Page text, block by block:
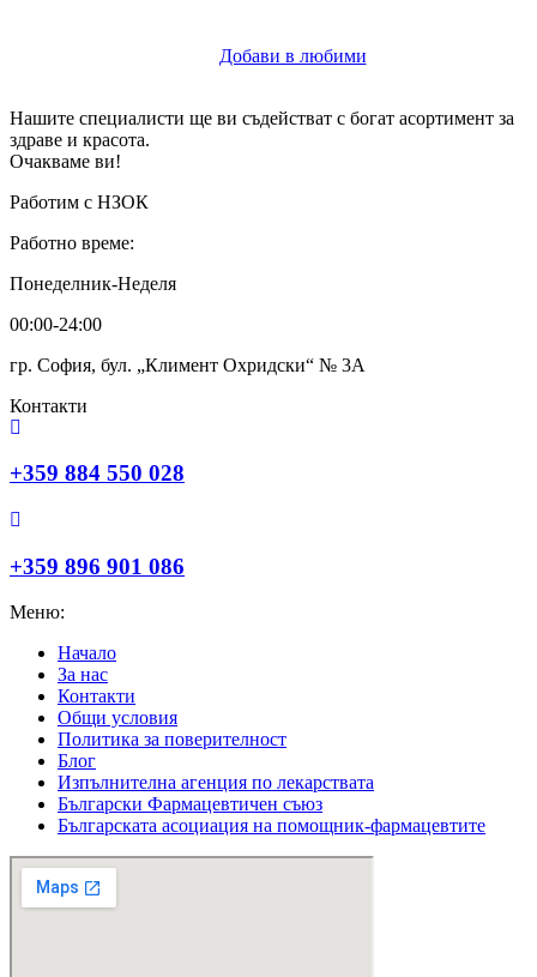
Добави в любими
Нашите специалисти ще ви съдействат с богат асортимент за
здраве и красота.
Очакваме ви!
Работим с НЗОК
Работно време:
Понеделник-Неделя
00:00-24:00
гр. София, бул. „Климент Охридски“ № 3A
Контакти
+359 884 550 028
+359 896 901 086
Меню:
Начало
За нас
Контакти
Общи условия
Политика за поверителност
Блог
Изпълнителна агенция по лекарствата
Български Фармацевтичен съюз
Българската асоциация на помощник-фармацевтите